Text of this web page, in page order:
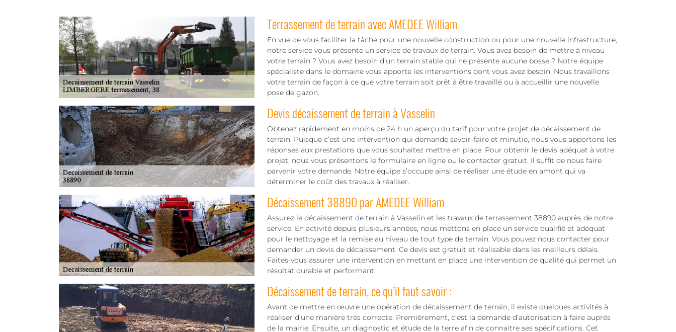
Terrassement de terrain avec AMEDEE William
En vue de vous faciliter la tâche pour une nouvelle construction ou pour une nouvelle infrastructure,
notre service vous présente un service de travaux de terrain. Vous avez besoin de mettre à niveau
votre terrain ? Vous avez besoin d’un terrain stable qui ne présente aucune bosse ? Notre équipe
spécialiste dans le domaine vous apporte les interventions dont vous avez besoin. Nous travaillons
votre terrain de façon à ce que votre terrain soit prêt à être travaillé ou à accueillir une nouvelle
pose de gazon.
Devis décaissement de terrain à Vasselin
Obtenez rapidement en moins de 24 h un aperçu du tarif pour votre projet de décaissement de
terrain. Puisque c’est une intervention qui demande savoir-faire et minutie, nous vous apportons les
réponses aux prestations que vous souhaitez mettre en place. Pour obtenir le devis adéquat à votre
projet, nous vous présentons le formulaire en ligne ou le contacter gratuit. Il suffit de nous faire
parvenir votre demande. Notre équipe s’occupe ainsi de réaliser une étude en amont qui va
déterminer le coût des travaux à réaliser.
Décaissement 38890 par AMEDEE William
Assurez le décaissement de terrain à Vasselin et les travaux de terrassement 38890 auprès de notre
service. En activité depuis plusieurs années, nous mettons en place un service qualifié et adéquat
pour le nettoyage et la remise au niveau de tout type de terrain. Vous pouvez nous contacter pour
demander un devis de décaissement. Ce devis est gratuit et réalisable dans les meilleurs délais.
Faites-vous assurer une intervention en mettant en place une intervention de qualité qui permet un
résultat durable et performant.
Décaissement de terrain, ce qu’il faut savoir :
Avant de mettre en œuvre une opération de décaissement de terrain, il existe quelques activités à
réaliser d’une manière très correcte. Premièrement, c’est la demande d’autorisation à faire auprès
de la mairie. Ensuite, un diagnostic et étude de la terre afin de connaitre ses spécifications. Cet